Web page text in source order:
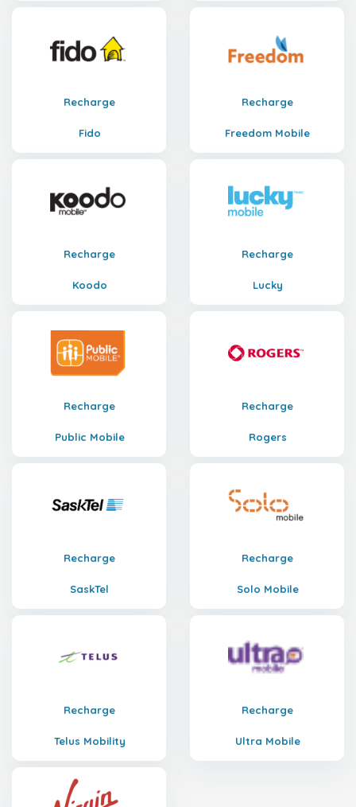
Recharge
Fido
Recharge
Freedom Mobile
Recharge
Koodo
Recharge
Lucky
Recharge
Public Mobile
Recharge
Rogers
Recharge
SaskTel
Recharge
Solo Mobile
Recharge
Telus Mobility
Recharge
Ultra Mobile